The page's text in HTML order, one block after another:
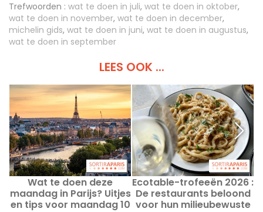
Trefwoorden : wat te doen in juli, wat te doen in oktober,
wat te doen in november, wat te doen in december,
michelin gids, wat te doen in juni, wat te doen in augustus,
wat te doen in september
LEES OOK ...
Wat te doen deze
maandag in Parijs? Uitjes
en tips voor maandag 10
Ecotable-trofeeën 2026 :
De restaurants beloond
voor hun milieubewuste